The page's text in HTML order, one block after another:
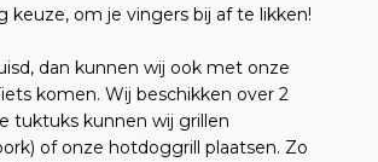
keuze, om je vingers bij af te likken!
dan kunnen wij ook met onze
komen. Wij beschikken over 2
tuktuks kunnen wij grillen
of onze hotdoggrill plaatsen. Zo